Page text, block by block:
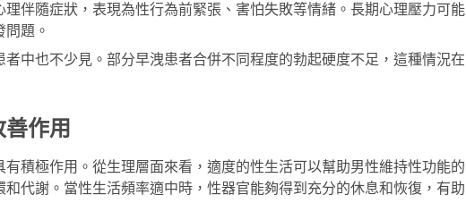
理伴隨症狀，表現為性行為前緊張、害怕失敗等情緒。長期心理壓力可能
題。
者中也不少見。部分早洩患者合併不同程度的勃起硬度不足，這種情況在
作用
積極作用。從生理層面來看，適度的性生活可以幫助男性維持性功能的
代謝。當性生活頻率適中時，性器官能夠得到充分的休息和恢復，有助